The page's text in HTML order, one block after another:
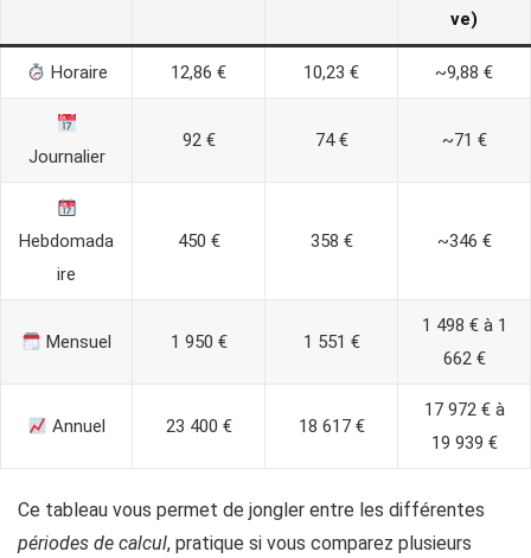
ve)
Horaire 12,86 € 10,23 € ~9,88 €
Journalier
92 € 74 € ~71 €
Hebdomada
ire
450 € 358 € ~346 €
Mensuel 1 950 € 1 551 €
1 498 € à 1
662 €
Annuel 23 400 € 18 617 €
17 972 € à
19 939 €
Ce tableau vous permet de jongler entre les différentes
périodes de calcul, pratique si vous comparez plusieurs